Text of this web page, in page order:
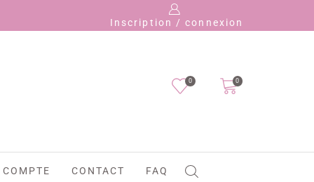
Inscription / connexion
0 0
CONTACT FAQ